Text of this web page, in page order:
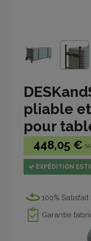
pliable
pour
448,05 €
EXPÉDITION
100%
Garantie